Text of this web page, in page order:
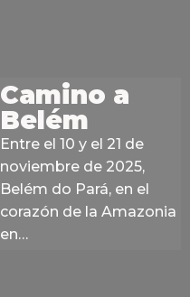
Camino a
Belém
Entre el 10 y el 21 de
noviembre de 2025,
Belém do Pará, en el
corazón de la Amazonia
en…